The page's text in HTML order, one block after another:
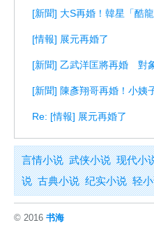
[新聞] 大S再婚！韓星「酷
[情報] 展元再婚了
[新聞] 乙武洋匡將再婚 對
[新聞] 陳彥翔哥再婚！小姨
Re: [情報] 展元再婚了
言情小说 武侠小说 现代小
说 古典小说 纪实小说 轻
© 2016 书海